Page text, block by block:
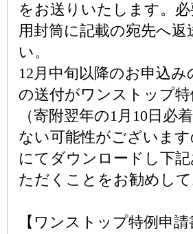
をお送りいたします。
用封筒に記載の宛先へ返
い。
12月中旬以降のお申込
の送付がワンストップ特
（寄附翌年の1月10日必
ない可能性がございま
にてダウンロードし下
ただくことをお勧めして
【ワンストップ特例申請